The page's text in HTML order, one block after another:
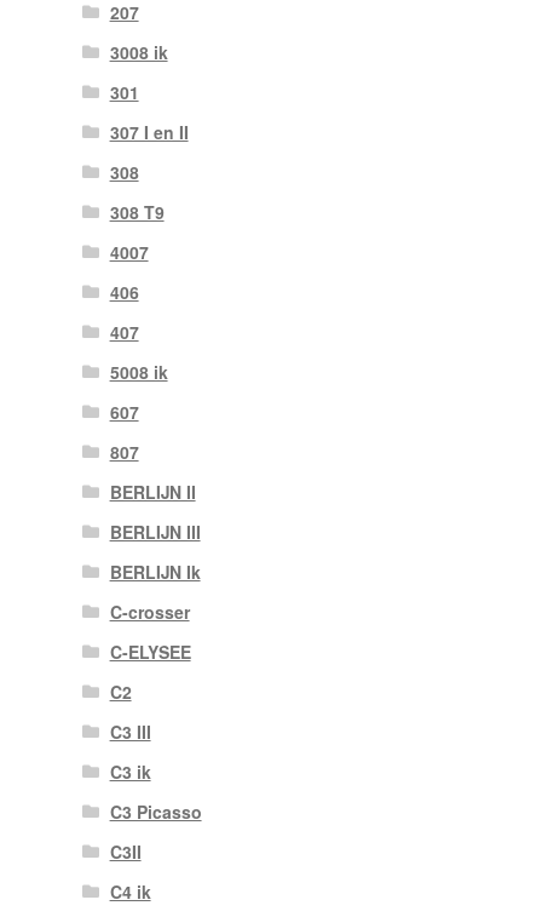
207
3008 ik
301
307 I en II
308
308 T9
4007
406
407
5008 ik
607
807
BERLIJN II
BERLIJN III
BERLIJN Ik
C-crosser
C-ELYSEE
C2
C3 III
C3 ik
C3 Picasso
C3II
C4 ik